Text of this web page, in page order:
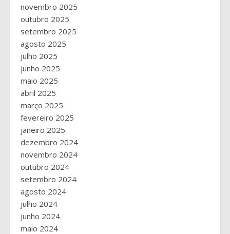
novembro 2025
outubro 2025
setembro 2025
agosto 2025
julho 2025
junho 2025
maio 2025
abril 2025
março 2025
fevereiro 2025
janeiro 2025
dezembro 2024
novembro 2024
outubro 2024
setembro 2024
agosto 2024
julho 2024
junho 2024
maio 2024